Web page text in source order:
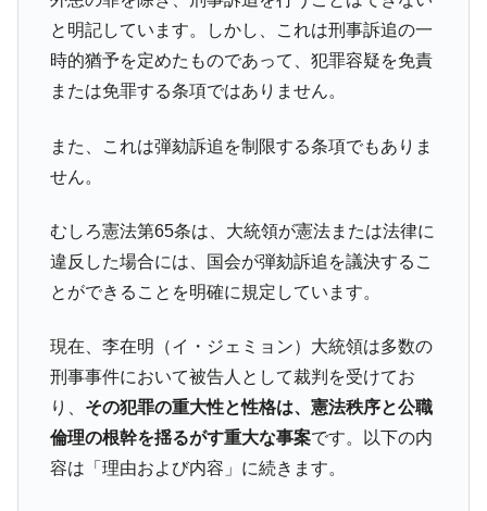
平成仮面ライダーの意外すぎるモチーフとは？
Fact1
発表から2日で大崩壊、鳴かず飛ばずに終わりそう
なスーパーリーグとは？
だった選手とは？
Fact1
Fact1 セレクトセールの高額取引馬が稼いだ金額とは？
と明記しています。しかし、これは刑事訴追の一
時的猶予を定めたものであって、犯罪容疑を免責
または免罪する条項ではありません。
また、これは弾劾訴追を制限する条項でもありま
せん。
むしろ憲法第65条は、大統領が憲法または法律に
違反した場合には、国会が弾劾訴追を議決するこ
とができることを明確に規定しています。
現在、李在明（イ・ジェミョン）大統領は多数の
刑事事件において被告人として裁判を受けてお
り、 その犯罪の重大性と性格は、憲法秩序と公職
倫理の根幹を揺るがす重大な事案です。以下の内
容は「理由および内容」に続きます。